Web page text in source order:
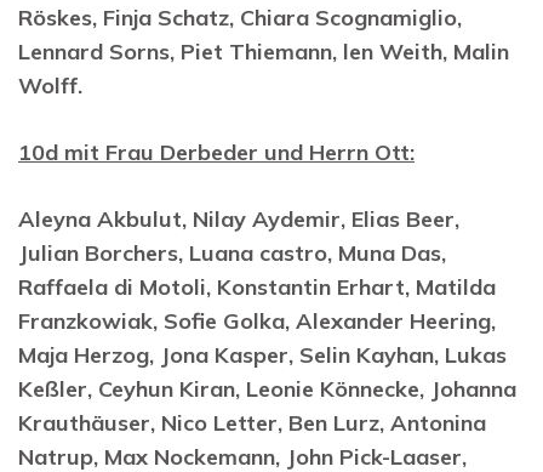
Röskes, Finja Schatz, Chiara Scognamiglio,
Lennard Sorns, Piet Thiemann, len Weith, Malin
Wolff.
10d mit Frau Derbeder und Herrn Ott:
Aleyna Akbulut, Nilay Aydemir, Elias Beer,
Julian Borchers, Luana castro, Muna Das,
Raffaela di Motoli, Konstantin Erhart, Matilda
Franzkowiak, Sofie Golka, Alexander Heering,
Maja Herzog, Jona Kasper, Selin Kayhan, Lukas
Keßler, Ceyhun Kiran, Leonie Könnecke, Johanna
Krauthäuser, Nico Letter, Ben Lurz, Antonina
Natrup, Max Nockemann, John Pick-Laaser,